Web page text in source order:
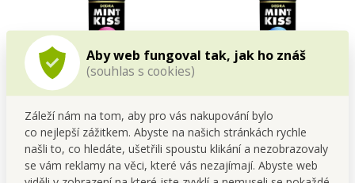
Aby web fungoval tak, jak ho znáš
(souhlas s cookies)
Záleží nám na tom, aby pro vás nakupování bylo
co nejlepší zážitkem. Abyste na našich stránkách rychle
našli to, co hledáte, ušetřili spoustu klikání a nezobrazovaly
se vám reklamy na věci, které vás nezajímají. Abyste web
mátové osvěžující pastilky
bez cukru cassis mint | 28 g
Cena pre teba
1,69 €
osvěžující pastilky bez cukru
peppermint | 28 g
Cena pre teba
1,69 €